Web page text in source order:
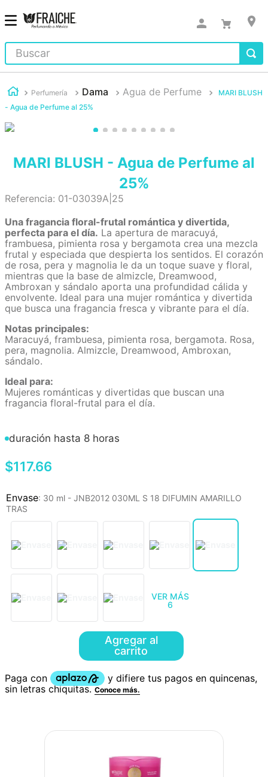
Buscar
Perfumería Dama Agua de Perfume
MARI BLUSH
- Agua de Perfume al 25%
MARI BLUSH - Agua de Perfume al
25%
Referencia: 01-03039A|25
Una fragancia floral-frutal romántica y divertida,
perfecta para el día. La apertura de maracuyá,
frambuesa, pimienta rosa y bergamota crea una mezcla
frutal y especiada que despierta los sentidos. El corazón
de rosa, pera y magnolia le da un toque suave y floral,
mientras que la base de almizcle, Dreamwood,
Ambroxan y sándalo aporta una profundidad cálida y
envolvente. Ideal para una mujer romántica y divertida
que busca una fragancia fresca y vibrante para el día.
Notas principales:
Maracuyá, frambuesa, pimienta rosa, bergamota. Rosa,
pera, magnolia. Almizcle, Dreamwood, Ambroxan,
sándalo.
Ideal para:
Mujeres románticas y divertidas que buscan una
fragancia floral-frutal para el día.
duración hasta 8 horas
$117.66
: 30 ml - JNB2012 030ML S 18 DIFUMIN AMARILLO
TRAS
VER MÁS
6
Agregar al
carrito